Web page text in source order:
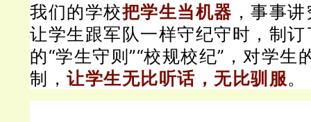
我们的学校把学生当机器 ，事事
让学生跟军队一样守纪守时，制
的“学生守则”“校规校纪”，对学生
制， 让学生无比听话，无比驯服。